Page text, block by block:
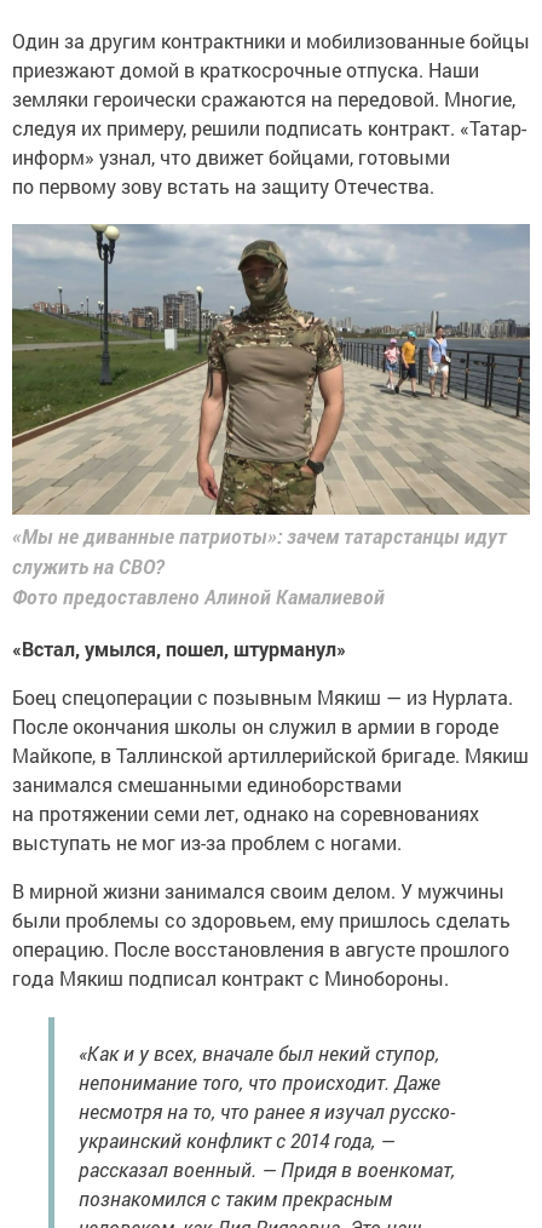
Один за другим контрактники и мобилизованные бойцы
приезжают домой в краткосрочные отпуска. Наши
земляки героически сражаются на передовой. Многие,
следуя их примеру, решили подписать контракт. «Татар-
информ» узнал, что движет бойцами, готовыми
по первому зову встать на защиту Отечества.
«Мы не диванные патриоты»: зачем татарстанцы идут
служить на СВО?
Фото предоставлено Алиной Камалиевой
«Встал, умылся, пошел, штурманул»
Боец спецоперации с позывным Мякиш — из Нурлата.
После окончания школы он служил в армии в городе
Майкопе, в Таллинской артиллерийской бригаде. Мякиш
занимался смешанными единоборствами
на протяжении семи лет, однако на соревнованиях
выступать не мог из-за проблем с ногами.
В мирной жизни занимался своим делом. У мужчины
были проблемы со здоровьем, ему пришлось сделать
операцию. После восстановления в августе прошлого
года Мякиш подписал контракт с Минобороны.
«Как и у всех, вначале был некий ступор,
непонимание того, что происходит. Даже
несмотря на то, что ранее я изучал русско-
украинский конфликт с 2014 года, —
рассказал военный. — Придя в военкомат,
познакомился с таким прекрасным